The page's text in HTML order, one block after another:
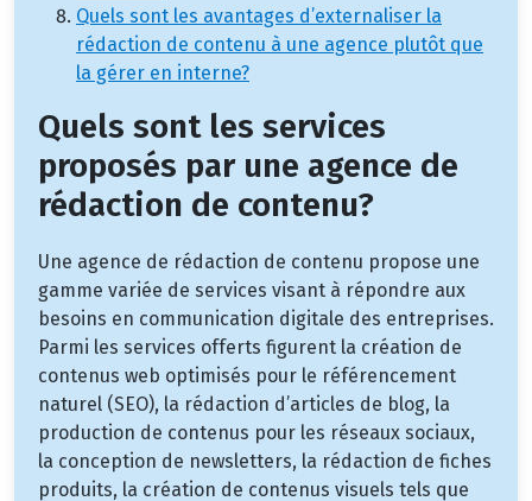
Quels sont les avantages d’externaliser la
rédaction de contenu à une agence plutôt que
la gérer en interne?
Quels sont les services
proposés par une agence de
rédaction de contenu?
Une agence de rédaction de contenu propose une
gamme variée de services visant à répondre aux
besoins en communication digitale des entreprises.
Parmi les services offerts figurent la création de
contenus web optimisés pour le référencement
naturel (SEO), la rédaction d’articles de blog, la
production de contenus pour les réseaux sociaux,
la conception de newsletters, la rédaction de fiches
produits, la création de contenus visuels tels que